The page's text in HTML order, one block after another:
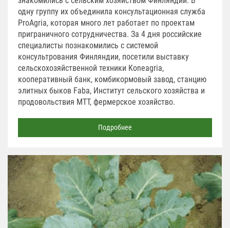
одну группу их объединила консультационная служба
ProAgria, которая много лет работает по проектам
приграничного сотрудничества. За 4 дня российские
специалисты познакомились с системой
консультрования Финляндии, посетили выставку
сельскохозяйственной техники Koneagria,
кооперативный банк, комбикормовый завод, станцию
элитных быков Faba, Институт сельского хозяйства и
продовольствия MTT, фермерское хозяйство.
Подробнее